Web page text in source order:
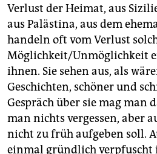
Verlust der Heimat, aus
aus Palästina, aus dem
handeln oft vom Verlust
Möglichkeit/Unmöglichkeit
ihnen. Sie sehen aus, als
Geschichten, schöner und
Gespräch über sie mag man
man nichts vergessen, aber
nicht zu früh aufgeben soll.
einmal gründlich verpfuscht